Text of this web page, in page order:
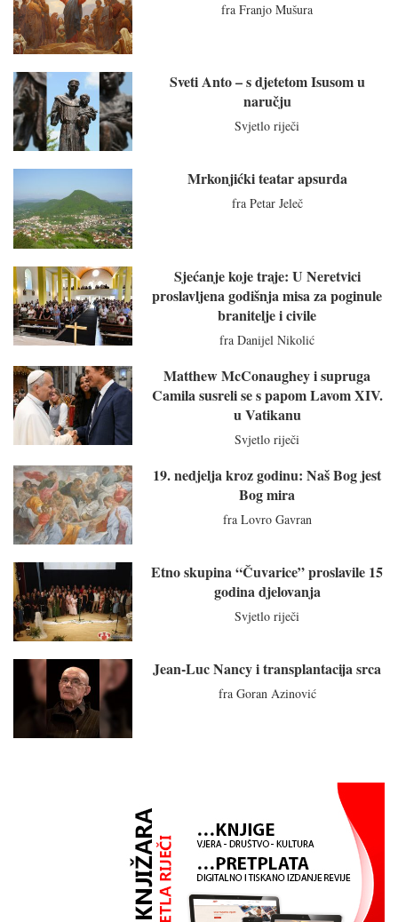
fra Franjo Mušura
Sveti Anto – s djetetom Isusom u
naručju
Svjetlo riječi
Mrkonjićki teatar apsurda
fra Petar Jeleč
Sjećanje koje traje: U Neretvici
proslavljena godišnja misa za poginule
branitelje i civile
fra Danijel Nikolić
Matthew McConaughey i supruga
Camila susreli se s papom Lavom XIV.
u Vatikanu
Svjetlo riječi
19. nedjelja kroz godinu: Naš Bog jest
Bog mira
fra Lovro Gavran
Etno skupina “Čuvarice” proslavile 15
godina djelovanja
Svjetlo riječi
Jean-Luc Nancy i transplantacija srca
fra Goran Azinović